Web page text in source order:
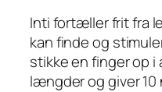
Inti fortæller frit fra
kan finde og
stikke en finger op i
længder og giver 10